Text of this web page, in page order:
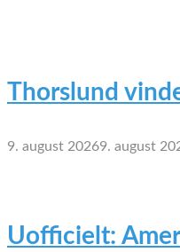
Thorslund
9. august 20269. august
Uofficielt: